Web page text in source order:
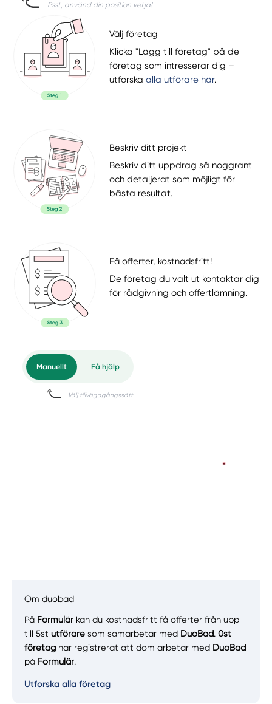
Psst, använd din position vetja!
Välj företag
Klicka "Lägg till företag" på de
företag som intresserar dig –
utforskaalla utförare här.
Beskriv ditt projekt
Beskriv ditt uppdrag så noggrant
och detaljerat som möjligt för
bästa resultat.
Få offerter, kostnadsfritt!
De företag du valt ut kontaktar dig
för rådgivning och offertlämning.
Manuellt Få hjälp
Om duobad
På Formulär kan du kostnadsfritt få offerter från upp
till 5stutförare som samarbetar med DuoBad.0st
företag har registrerat att dom arbetar med DuoBad
på Formulär.
Utforska alla företag